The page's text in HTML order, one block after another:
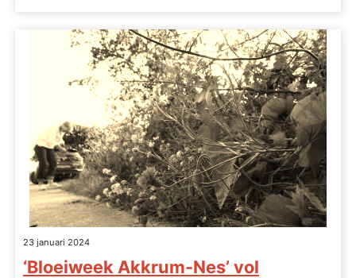
23 januari 2024
‘Bloeiweek Akkrum-Nes’ vol